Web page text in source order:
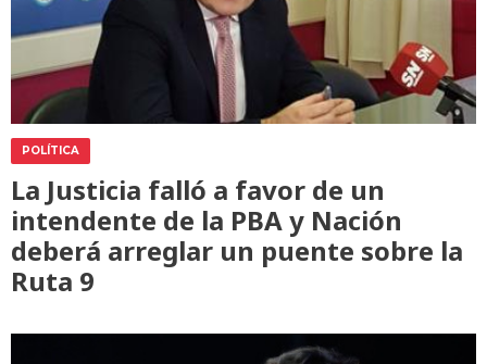
POLÍTICA
La Justicia falló a favor de un
intendente de la PBA y Nación
deberá arreglar un puente sobre la
Ruta 9